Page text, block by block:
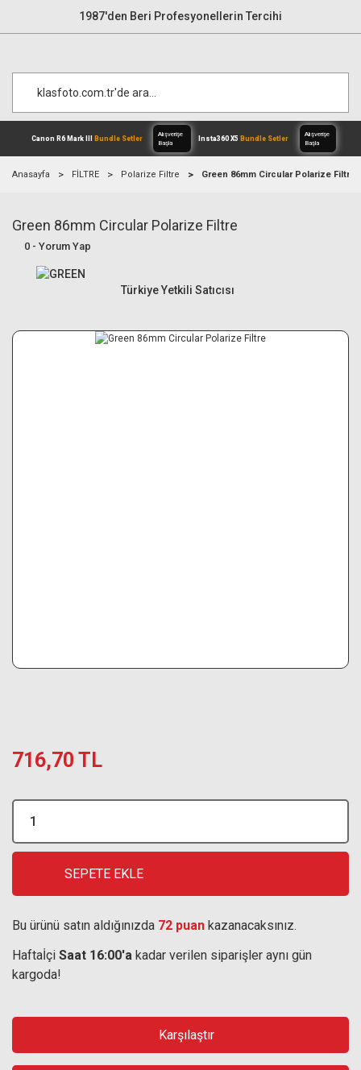
1987'den Beri Profesyonellerin Tercihi
Canon R6 Mark IIIBundle Setler
Anasayfa FİLTRE Polarize Filtre Green 86mm Circular Polarize Filtre
Green 86mm Circular Polarize Filtre
0 - Yorum Yap
Türkiye Yetkili Satıcısı
716,70 TL
SEPETE EKLE
Bu ürünü satın aldığınızda 72 puan kazanacaksınız.
Haftaİçi Saat 16:00'a kadar verilen siparişler aynı gün
kargoda!
Karşılaştır